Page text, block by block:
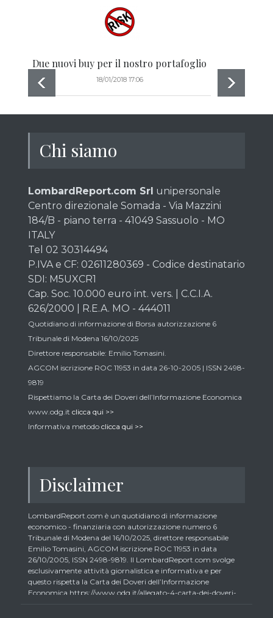
Due nuovi buy per il nostro portafoglio
18/01/2018 17:06
Chi siamo
LombardReport.com Srl unipersonale
Centro direzionale Somada - Via Mazzini
184/B - piano terra - 41049 Sassuolo - MO
ITALY
Tel 02 30314494
P.IVA e CF: 02611280369 - Codice destinatario
SDI: M5UXCR1
Cap. Soc. 10.000 euro int. vers. | C.C.I.A.
626/2000 | R.E.A. MO - 444011
Quotidiano di informazione di Borsa autorizzazione 6
Tribunale di Modena 16/10/2025
Direttore responsabile: Emilio Tomasini.
AGCOM iscrizione ROC 11953 in data 26-10-2005 | ISSN 2498-
9819
Rispettiamo la Carta dei Doveri dell’Informazione Economica
www.odg.it clicca qui >>
Informativa metodo clicca qui >>
Disclaimer
LombardReport.com è un quotidiano di informazione
economico - finanziaria con autorizzazione numero 6
Tribunale di Modena del 16/10/2025, direttore responsabile
Emilio Tomasini, AGCOM iscrizione ROC 11953 in data
26/10/2005, ISSN 2498-9819. Il LombardReport.com svolge
esclusivamente attività giornalistica e informativa e per
questo rispetta la Carta dei Doveri dell’Informazione
Economica https://www.odg.it/allegato-4-carta-dei-doveri-